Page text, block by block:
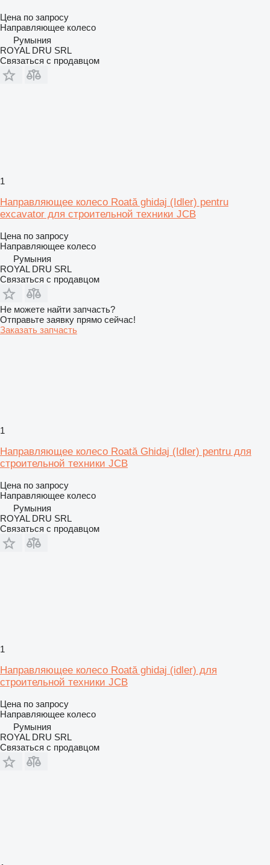
Цена по запросу
Направляющее колесо
Румыния
ROYAL DRU SRL
Связаться с продавцом
1
Направляющее колесо Roată ghidaj (Idler) pentru
excavator для строительной техники JCB
Цена по запросу
Направляющее колесо
Румыния
ROYAL DRU SRL
Связаться с продавцом
Не можете найти запчасть?
Отправьте заявку прямо сейчас!
Заказать запчасть
1
Направляющее колесо Roată Ghidaj (Idler) pentru для
строительной техники JCB
Цена по запросу
Направляющее колесо
Румыния
ROYAL DRU SRL
Связаться с продавцом
1
Направляющее колесо Roată ghidaj (idler) для
строительной техники JCB
Цена по запросу
Направляющее колесо
Румыния
ROYAL DRU SRL
Связаться с продавцом